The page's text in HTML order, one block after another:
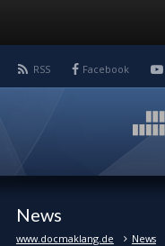
RSS Facebook
News
www.docmaklang.de News